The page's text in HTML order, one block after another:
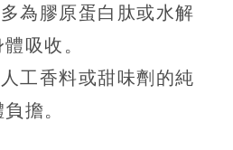
為膠原蛋白肽或水解
吸收。
工香料或甜味劑的純
擔。